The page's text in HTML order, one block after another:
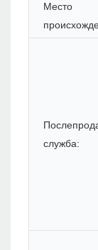
Место
служба: